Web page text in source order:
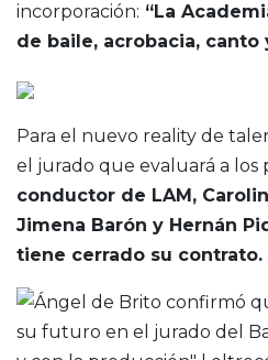
incorporación: “La
de baile, acrobacia, canto
Para el nuevo reality de
el jurado que evaluará a los
conductor de LAM,
Jimena Barón y Hernán
tiene cerrado su contrato.